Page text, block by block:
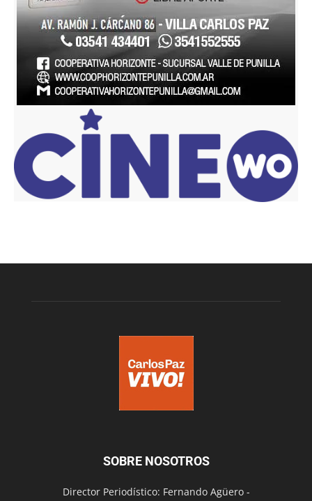
SOBRE NOSOTROS
Director Periodístico: Fernando Agüero -